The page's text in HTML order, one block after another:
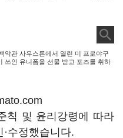
악관 사우스론에서 열린 미 프로야구
쓰인 유니폼을 선물 받고 포즈를 취하
칙 및 윤리강령에 따라
수정했습니다.